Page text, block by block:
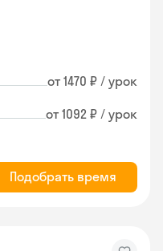
от 1470 ₽ / урок
от 1092 ₽ / урок
Подобрать время